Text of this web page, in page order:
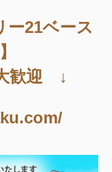
ー21ベース
歓迎 ↓